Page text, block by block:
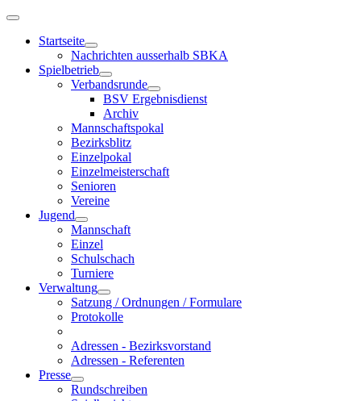
Startseite
Nachrichten ausserhalb SBKA
Spielbetrieb
Verbandsrunde
BSV Ergebnisdienst
Archiv
Mannschaftspokal
Bezirksblitz
Einzelpokal
Einzelmeisterschaft
Senioren
Vereine
Jugend
Mannschaft
Einzel
Schulschach
Turniere
Verwaltung
Satzung / Ordnungen / Formulare
Protokolle
Adressen - Bezirksvorstand
Adressen - Referenten
Presse
Rundschreiben